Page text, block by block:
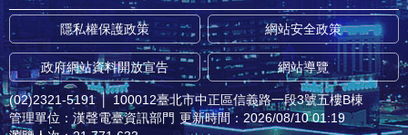
隱私權保護政策 網站安全政策
政府網站資料開放宣告 網站導覽
(02)2321-5191 │ 100012臺北市中正區信義路一段3號五樓B棟
管理單位：漢聲電臺資訊部門 更新時間：2026/08/10 01:19